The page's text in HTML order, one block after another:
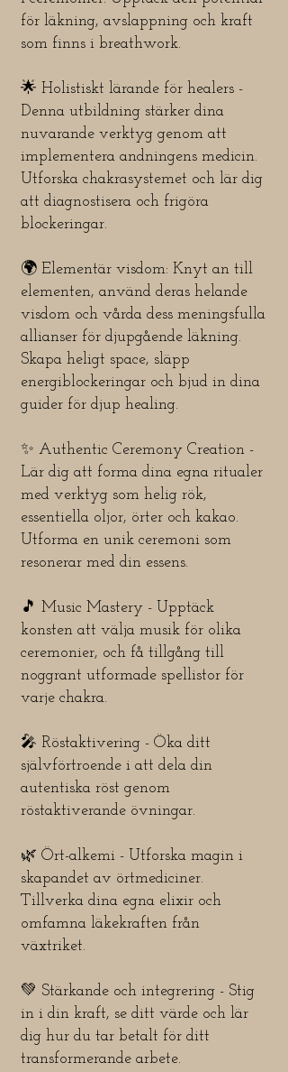
för läkning, avslappning och kraft
som finns i breathwork.
🌟 Holistiskt lärande för healers -
Denna utbildning stärker dina
nuvarande verktyg genom att
implementera andningens medicin.
Utforska chakrasystemet och lär dig
att diagnostisera och frigöra
blockeringar.
🌍 Elementär visdom: Knyt an till
elementen, använd deras helande
visdom och vårda dess meningsfulla
allianser för djupgående läkning.
Skapa heligt space, släpp
energiblockeringar och bjud in dina
guider för djup healing.
✨ Authentic Ceremony Creation -
Lär dig att forma dina egna ritualer
med verktyg som helig rök,
essentiella oljor, örter och kakao.
Utforma en unik ceremoni som
resonerar med din essens.
🎵 Music Mastery - Upptäck
konsten att välja musik för olika
ceremonier, och få tillgång till
noggrant utformade spellistor för
varje chakra.
🎤 Röstaktivering - Öka ditt
självförtroende i att dela din
autentiska röst genom
röstaktiverande övningar.
🌿 Ört-alkemi - Utforska magin i
skapandet av örtmediciner.
Tillverka dina egna elixir och
omfamna läkekraften från
växtriket.
💚 Stärkande och integrering - Stig
in i din kraft, se ditt värde och lär
dig hur du tar betalt för ditt
transformerande arbete.